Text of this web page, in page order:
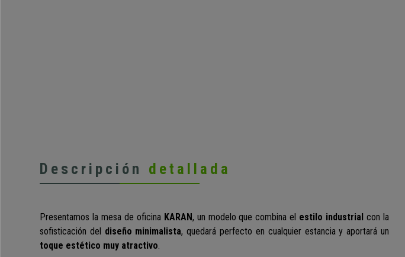
Descripción detallada
Presentamos la mesa de oficinaKARAN, un modelo que combina el estilo industrial con la
sofisticación del diseño minimalista, quedará perfecto en cualquier estancia y aportará un
toque estético muy atractivo.